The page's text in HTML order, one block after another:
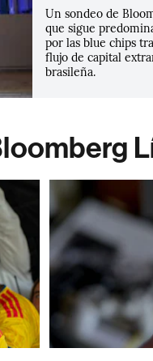
Un sondeo de
que sigue
por las blue chips
flujo de capital
brasileña.